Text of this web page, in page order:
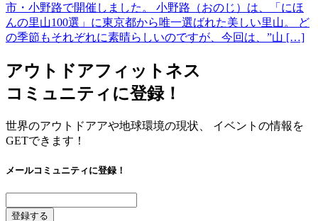
市・小野路で開催しました。 小野路（おのじ）は、「にほ
んの里山100選」に東京都から唯一選ばれた美しい里山。 ど
の季節もそれぞれに素晴らしいのですが、今回は、”山 […]
アウトドアフィットネス
コミュニティに登録！
世界のアウトドアアや地球環境の現状、 イベントの情報を
GETできます！
メールコミュニティに登録！